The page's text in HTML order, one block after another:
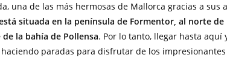
una de las más hermosas de Mallorca gracias a
situada en la península de Formentor, al norte
la bahía de Pollensa. Por lo tanto, llegar hasta aquí
paradas para disfrutar de los